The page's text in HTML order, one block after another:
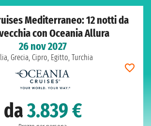
Mediterraneo: 12 notti da
con Oceania Allura
26 nov 2027
Grecia, Cipro, Egitto, Turchia
da3.839 €